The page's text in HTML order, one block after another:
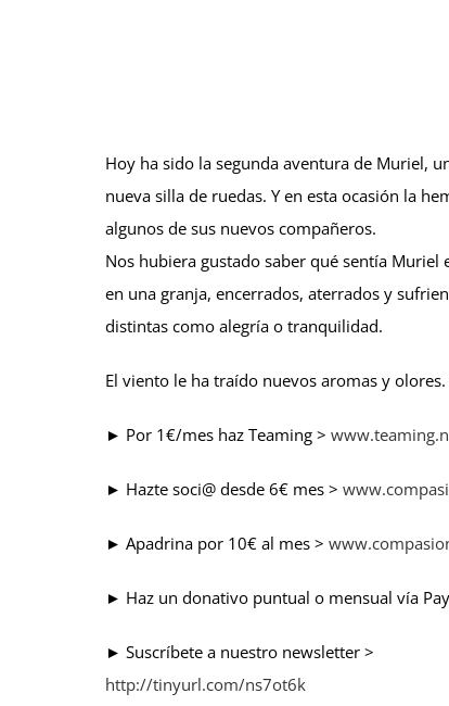
Hoy ha sido la segunda aventura de Muriel,
nueva silla de ruedas. Y en esta ocasión la
algunos de sus nuevos compañeros.
Nos hubiera gustado saber qué sentía
en una granja, encerrados, aterrados y
distintas como alegría o tranquilidad.
El viento le ha traído nuevos aromas y
► Por 1€/mes haz Teaming >
► Hazte soci@ desde 6€ mes >
► Apadrina por 10€ al mes >
► Haz un donativo puntual o mensual vía
► Suscríbete a nuestro newsletter >
http://tinyurl.com/ns7ot6k